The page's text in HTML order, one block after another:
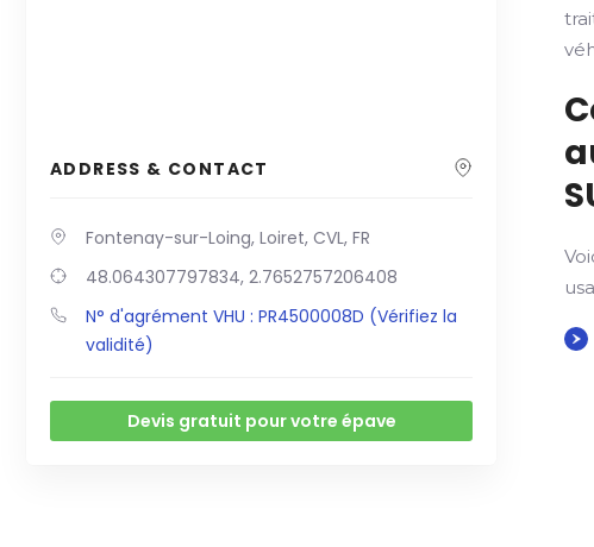
ADDRESS & CONTACT
Fontenay-sur-Loing, Loiret, CVL, FR
48.064307797834, 2.7652757206408
N° d'agrément VHU : PR4500008D (Vérifiez la
validité)
Devis gratuit pour votre épave